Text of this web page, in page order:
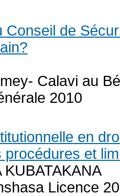
Conseil de
Calavi au
2010
en
procédures et
Licence